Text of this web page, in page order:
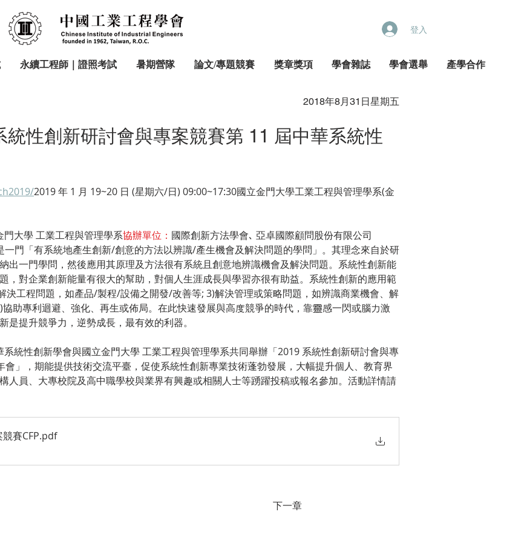
登入
永續工程師｜證照考試 暑期營隊 論文/專題競賽 獎章獎項 學會雜誌 學會選舉 產學合作
2018年8月31日星期五
統性創新研討會與專案競賽第 11 屆中華系統性
2019 年 1 月 19~20 日 (星期六/日) 09:00~17:30國立金門大學工業工程與管理學系(金
大學 工業工程與管理學系協辦單位： 國際創新方法學會､ 亞卓國際顧問股份有限公司
門「有系統地產生創新/創意的方法以辨識/產生機會及解決問題的學問」。其理念來自於研
出一門學問，然後應用其原理及方法很有系統且創意地辨識機會及解決問題。系統性創新能
，對企業創新能量有很大的幫助，對個人生涯成長與學習亦很有助益。系統性創新的應用範
決工程問題，如產品/製程/設備之開發/改善等; 3)解決管理或策略問題，如辨識商業機會、解
助專利迴避、強化、再生或佈局。在此快速發展與高度競爭的時代，靠靈感一閃或腦力激
提升競爭力，逆勢成長，最有效的利器。
統性創新學會與國立金門大學 工業工程與管理學系共同舉辦「2019 系統性創新研討會與專
」，期能提供技術交流平臺，促使系統性創新專業技術蓬勃發展，大幅提升個人、教育界
人員、大專校院及高中職學校與業界有興趣或相關人士等踴躍投稿或報名參加。活動詳情請
賽CFP.pdf
下一章